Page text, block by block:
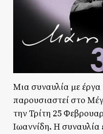
Μια συναυλία με
παρουσιαστεί στο
την Τρίτη 25
Ιωαννίδη. Η συναυλία